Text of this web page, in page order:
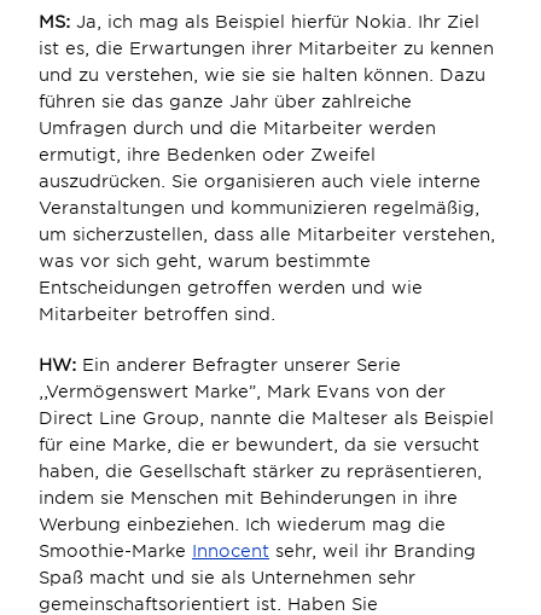
MS: Ja, ich mag als Beispiel hierfür Nokia. Ihr Ziel
ist es, die Erwartungen ihrer Mitarbeiter zu kennen
und zu verstehen, wie sie sie halten können. Dazu
führen sie das ganze Jahr über zahlreiche
Umfragen durch und die Mitarbeiter werden
ermutigt, ihre Bedenken oder Zweifel
auszudrücken. Sie organisieren auch viele interne
Veranstaltungen und kommunizieren regelmäßig,
um sicherzustellen, dass alle Mitarbeiter verstehen,
was vor sich geht, warum bestimmte
Entscheidungen getroffen werden und wie
Mitarbeiter betroffen sind.
HW: Ein anderer Befragter unserer Serie
,,Vermögenswert Marke”, Mark Evans von der
Direct Line Group, nannte die Malteser als Beispiel
für eine Marke, die er bewundert, da sie versucht
haben, die Gesellschaft stärker zu repräsentieren,
indem sie Menschen mit Behinderungen in ihre
Werbung einbeziehen. Ich wiederum mag die
Smoothie-Marke Innocent sehr, weil ihr Branding
Spaß macht und sie als Unternehmen sehr
gemeinschaftsorientiert ist. Haben Sie